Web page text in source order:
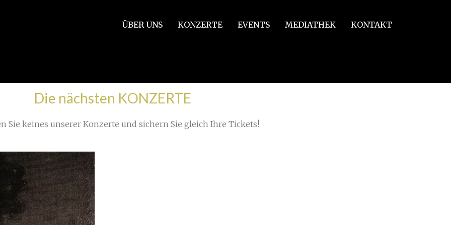
ÜBER UNS KONZERTE EVENTS MEDIATHEK KONTAKT
begin again
Die nächsten KONZERTE
Sie keines unserer Konzerte und sichern Sie gleich Ihre Tickets!